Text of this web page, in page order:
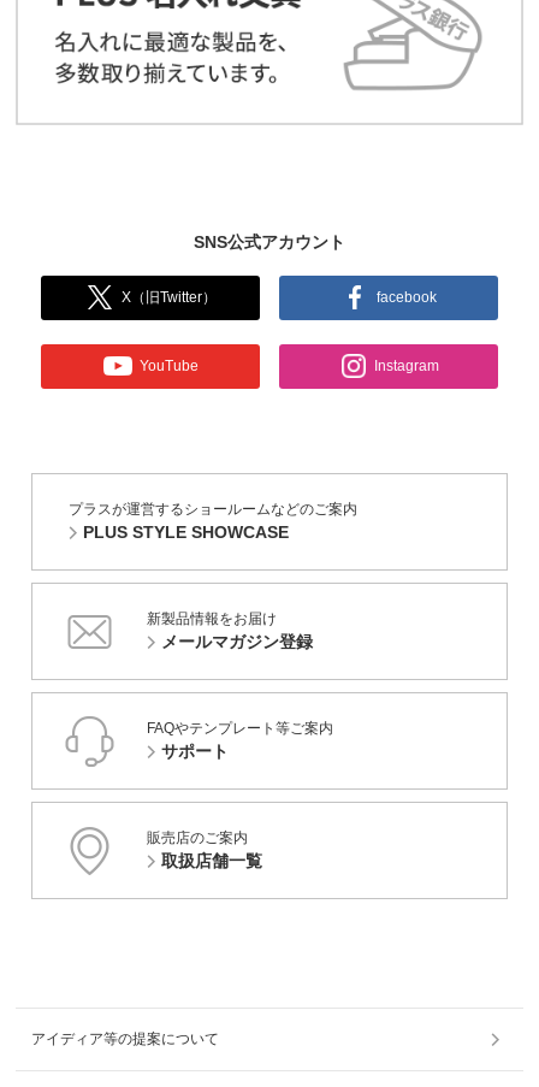
SNS公式アカウント
X（旧Twitter） facebook
YouTube Instagram
プラスが運営するショールームなどのご案内
PLUS STYLE SHOWCASE
新製品情報をお届け
メールマガジン登録
FAQやテンプレート等ご案内
サポート
販売店のご案内
取扱店舗一覧
アイディア等の提案について